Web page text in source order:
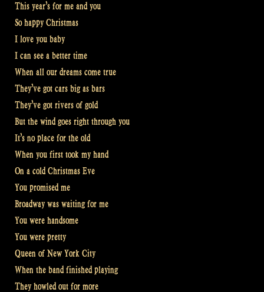
This year’s for me and you
So happy Christmas
I love you baby
I can see a better time
When all our dreams come true
They’ve got cars big as bars
They’ve got rivers of gold
But the wind goes right through you
It’s no place for the old
When you first took my hand
On a cold Christmas Eve
You promised me
Broadway was waiting for me
You were handsome
You were pretty
Queen of New York City
When the band finished playing
They howled out for more